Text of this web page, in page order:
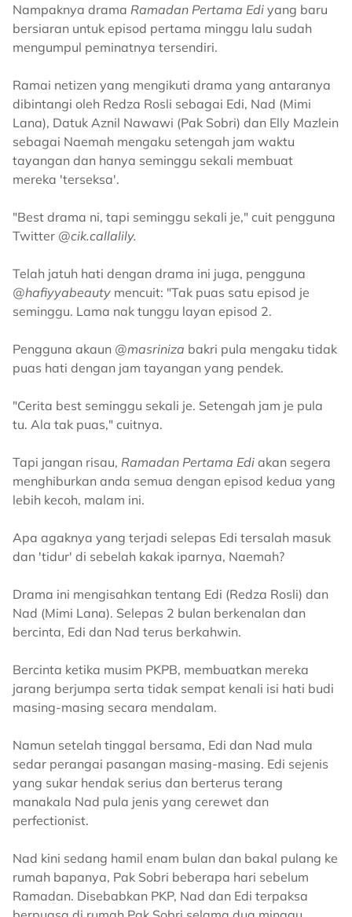
Nampaknya drama Ramadan Pertama Edi yang baru
bersiaran untuk episod pertama minggu lalu sudah
mengumpul peminatnya tersendiri.
Ramai netizen yang mengikuti drama yang antaranya
dibintangi oleh Redza Rosli sebagai Edi, Nad (Mimi
Lana), Datuk Aznil Nawawi (Pak Sobri) dan Elly Mazlein
sebagai Naemah mengaku setengah jam waktu
tayangan dan hanya seminggu sekali membuat
mereka 'terseksa'.
"Best drama ni, tapi seminggu sekali je," cuit pengguna
Twitter @cik.callalily.
Telah jatuh hati dengan drama ini juga, pengguna
@hafiyyabeauty mencuit: "Tak puas satu episod je
seminggu. Lama nak tunggu layan episod 2.
Pengguna akaun @masriniza bakri pula mengaku tidak
puas hati dengan jam tayangan yang pendek.
"Cerita best seminggu sekali je. Setengah jam je pula
tu. Ala tak puas," cuitnya.
Tapi jangan risau, Ramadan Pertama Edi akan segera
menghiburkan anda semua dengan episod kedua yang
lebih kecoh, malam ini.
Apa agaknya yang terjadi selepas Edi tersalah masuk
dan 'tidur' di sebelah kakak iparnya, Naemah?
Drama ini mengisahkan tentang Edi (Redza Rosli) dan
Nad (Mimi Lana). Selepas 2 bulan berkenalan dan
bercinta, Edi dan Nad terus berkahwin.
Bercinta ketika musim PKPB, membuatkan mereka
jarang berjumpa serta tidak sempat kenali isi hati budi
masing-masing secara mendalam.
Namun setelah tinggal bersama, Edi dan Nad mula
sedar perangai pasangan masing-masing. Edi sejenis
yang sukar hendak serius dan berterus terang
manakala Nad pula jenis yang cerewet dan
perfectionist.
Nad kini sedang hamil enam bulan dan bakal pulang ke
rumah bapanya, Pak Sobri beberapa hari sebelum
Ramadan. Disebabkan PKP, Nad dan Edi terpaksa